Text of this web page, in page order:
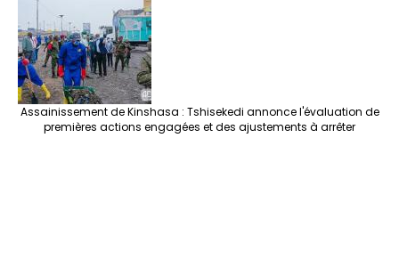
Assainissement de Kinshasa : Tshisekedi annonce l'évaluation de
premières actions engagées et des ajustements à arrêter